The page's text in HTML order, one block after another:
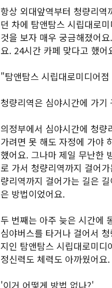
항상 외대앞역부터 청량리
던 차에 탐앤탐스 시립대로
것을 보자 매우 궁금해졌어
요. 24시간 카페 맞다고 했어
"탐앤탐스 시립대로미디어
청량리역은 심야시간에 가기
의정부에서 심야시간에 청
가려면 못 해도 자정에 가야
했어요. 그나마 제일 무난한
로 가서 청량리역까지 걸어
량리역까지 걸어가는 길은
은 방법이었어요.
두 번째는 아주 늦은 시간에
심야버스를 타거나 걸어서
지인 탐앤탐스 시립대로미
정신력도 체력도 아까웠어요.
'이거 어떻게 방법 없나?'